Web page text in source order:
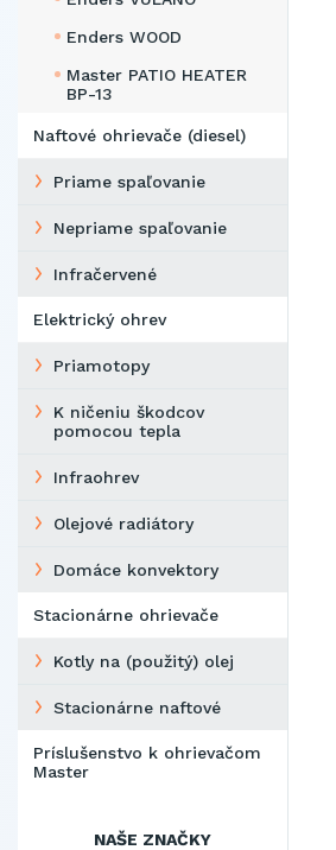
Enders WOOD
Master PATIO HEATER
BP-13
Naftové ohrievače (diesel)
Priame spaľovanie
Nepriame spaľovanie
Infračervené
Elektrický ohrev
Priamotopy
K ničeniu škodcov
pomocou tepla
Infraohrev
Olejové radiátory
Domáce konvektory
Stacionárne ohrievače
Kotly na (použitý) olej
Stacionárne naftové
Príslušenstvo k ohrievačom
Master
NAŠE ZNAČKY